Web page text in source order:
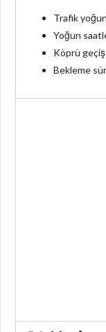
Trafik
Yoğun
Köprü
Bekleme